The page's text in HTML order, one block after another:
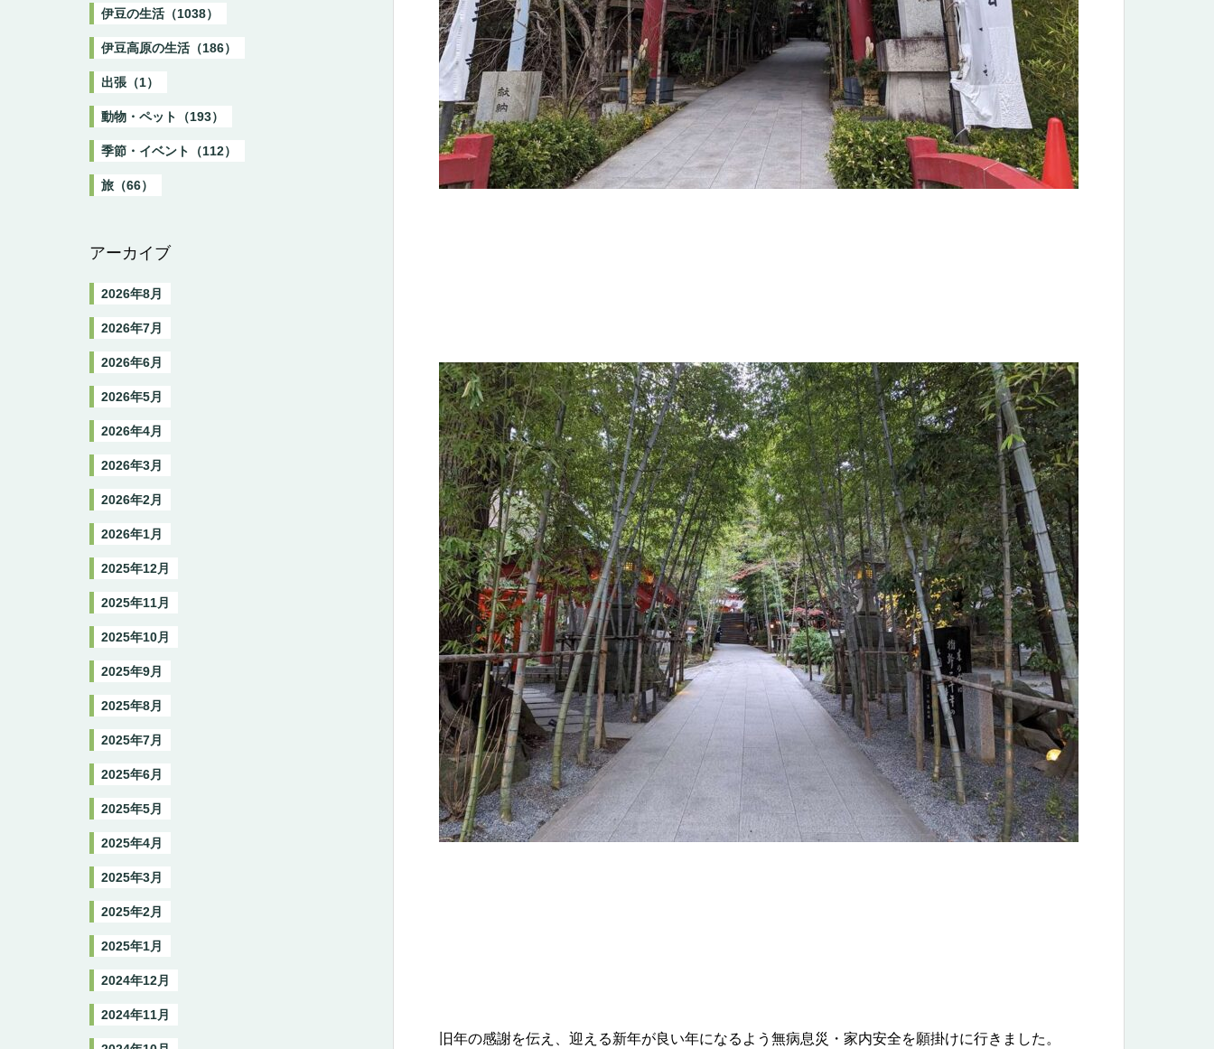
旧年の感謝を伝え、迎える新年が良い年になるよう無病息災・家内安全を願掛けに行きました。
伊豆の生活（1038）
伊豆高原の生活（186）
出張（1）
動物・ペット（193）
季節・イベント（112）
旅（66）
アーカイブ
2026年8月
2026年7月
2026年6月
2026年5月
2026年4月
2026年3月
2026年2月
2026年1月
2025年12月
2025年11月
2025年10月
2025年9月
2025年8月
2025年7月
2025年6月
2025年5月
2025年4月
2025年3月
2025年2月
2025年1月
2024年12月
2024年11月